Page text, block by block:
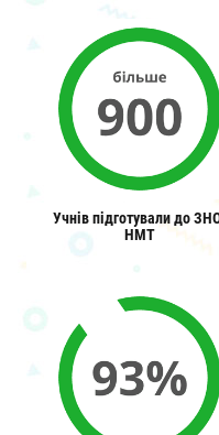
Учнів підготували до
НМТ